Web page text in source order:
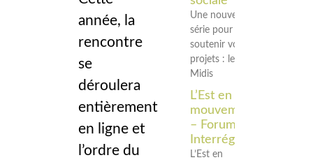
année, la
rencontre
se
déroulera
entièrement
en ligne et
l’ordre du
Une nouvelle
série pour
soutenir vos
projets : les
Midis
L’Est en
mouvement
– Forum
Interrégional
L’Est en